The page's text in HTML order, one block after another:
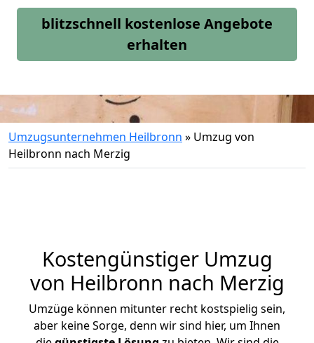
blitzschnell kostenlose Angebote
erhalten
Umzugsunternehmen Heilbronn » Umzug von
Heilbronn nach Merzig
Kostengünstiger Umzug
von Heilbronn nach Merzig
Umzüge können mitunter recht kostspielig sein,
aber keine Sorge, denn wir sind hier, um Ihnen